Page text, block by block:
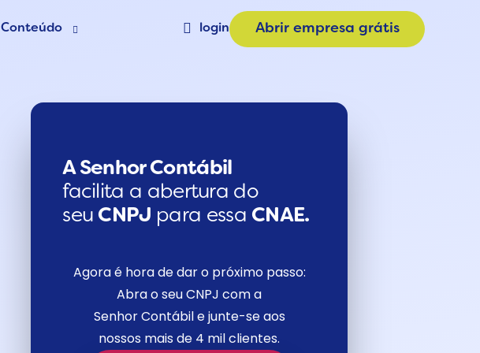
Conteúdo
Contabilidade Online
Consulta CNAE
login Abrir empresa grátis
A Senhor Contábil
facilita a abertura do
seu CNPJ para essa CNAE.
Agora é hora de dar o próximo passo:
Abra o seu CNPJ com a
Senhor Contábil e junte-se aos
nossos mais de 4 mil clientes.